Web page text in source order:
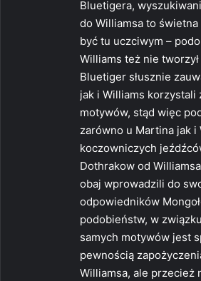
Bluetigera,
do Williamsa to świetna
być tu uczciwym –
Williams też nie
Bluetiger słusznie
jak i Williams korzystali
motywów, stąd więc
zarówno u Martina jak i
koczowniczych
Dothrakow od
obaj wprowadzili do
odpowiedników
podobieństw, w
samych motywów jest
pewnością
Williamsa, ale przecież